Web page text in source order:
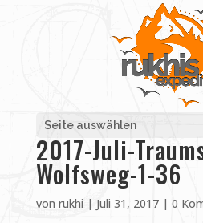
Seite auswählen
2017-Juli-
Wolfsweg-1-36
von rukhi| Juli 31, 2017| 0